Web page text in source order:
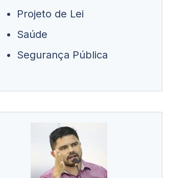
Projeto de Lei
Saúde
Segurança Pública